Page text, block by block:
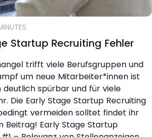
Startup Recruiting Fehler
trifft viele Berufsgruppen und
um neue Mitarbeiter*innen ist
spürbar und für viele
Die Early Stage Startup Recruiting
vermeiden solltet findet ihr
Beitrag! Early Stage Startup